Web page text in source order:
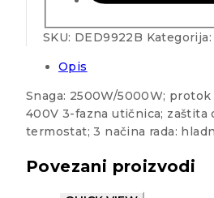
SKU: DED9922B
Opis
Snaga: 2500W/5000W; protok
400V 3-fazna utičnica; zaštita
termostat; 3 načina rada:
Povezani proizvodi